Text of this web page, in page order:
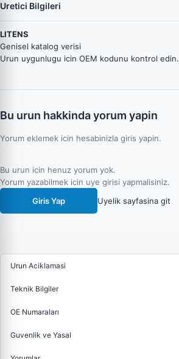
Uretici Bilgileri
LITENS
Genisel katalog verisi
Urun uygunlugu icin OEM kodunu kontrol edin.
Bu urun hakkinda yorum yapin
Yorum eklemek icin hesabinizla giris yapin.
Bu urun icin henuz yorum yok.
Yorum yazabilmek icin uye girisi yapmalisiniz.
Giris Yap
Uyelik sayfasina git
Urun Aciklamasi
Teknik Bilgiler
OE Numaraları
Guvenlik ve Yasal